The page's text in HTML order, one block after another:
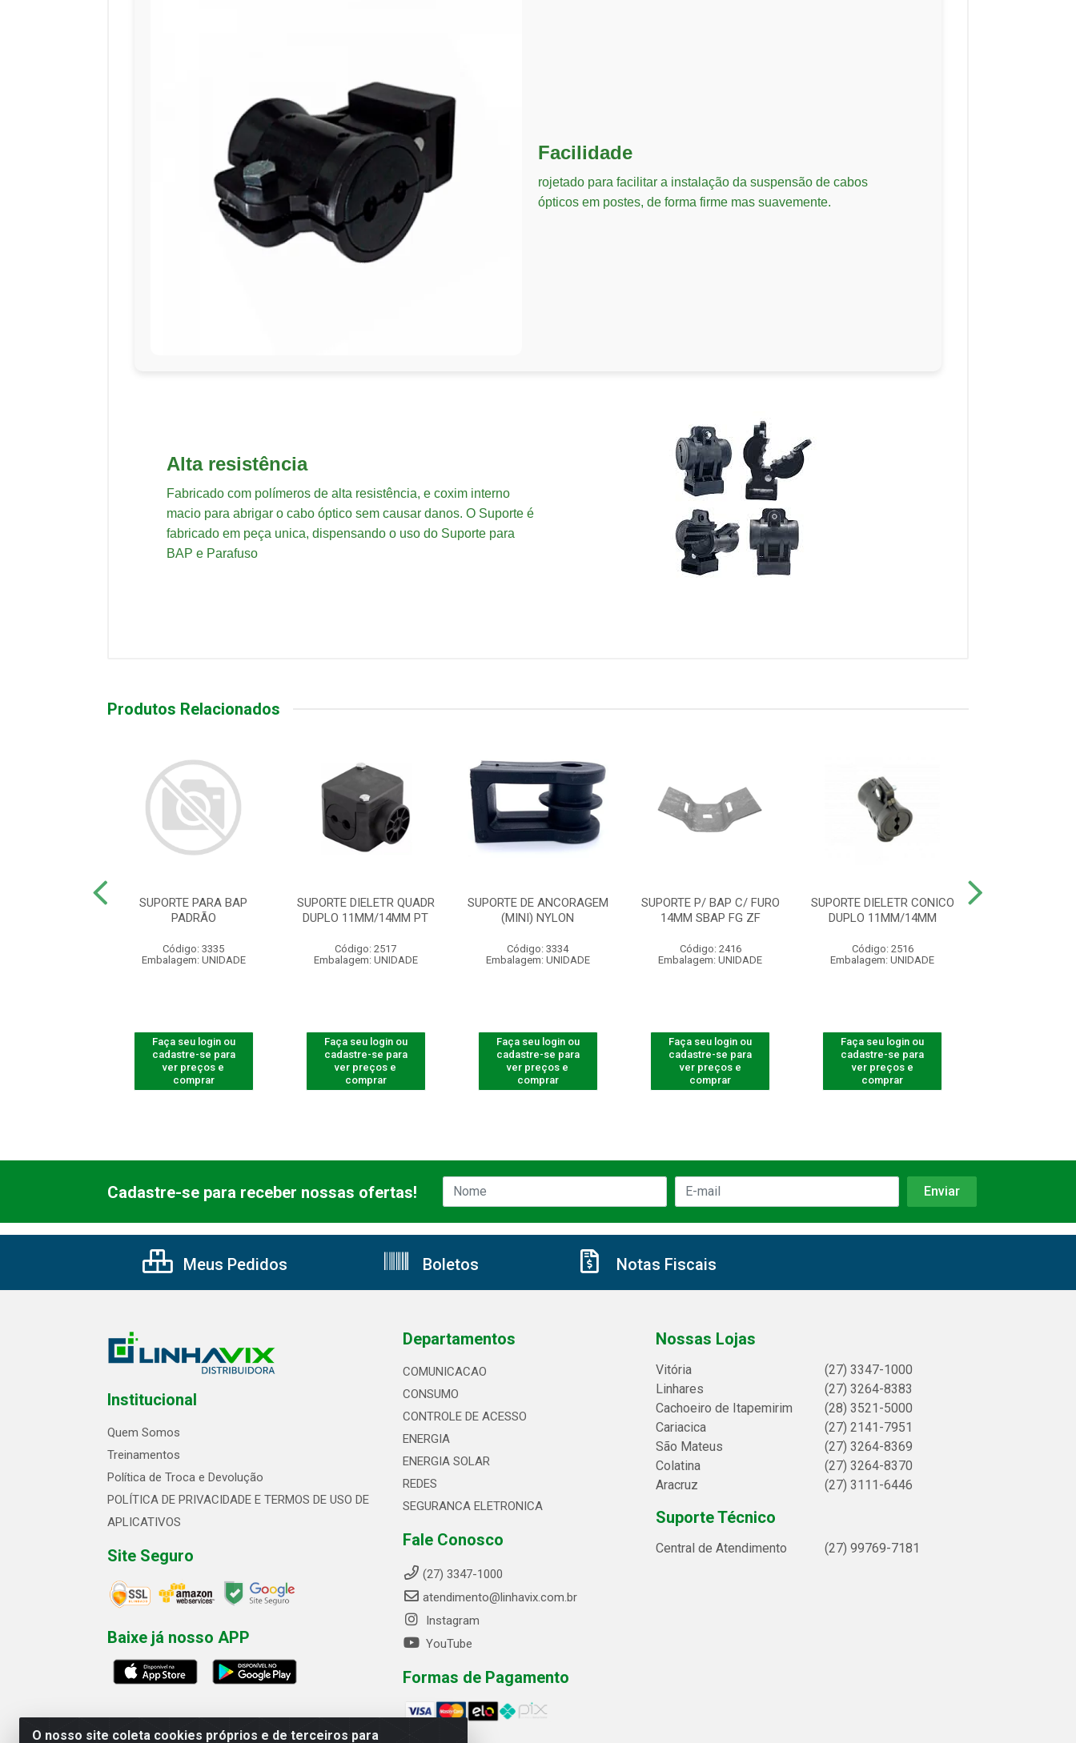
Facilidade
rojetado para facilitar a instalação da suspensão de cabos
ópticos em postes, de forma firme mas suavemente.
Alta resistência
Fabricado com polímeros de alta resistência, e coxim interno
macio para abrigar o cabo óptico sem causar danos. O Suporte é
fabricado em peça unica, dispensando o uso do Suporte para
BAP e Parafuso
Produtos Relacionados
SUPORTE PARA BAP
PADRÃO
Código: 3335
Embalagem: UNIDADE
Faça seu login ou
cadastre-se para
ver preços e
comprar
SUPORTE DIELETR QUADR
DUPLO 11MM/14MM PT
Código: 2517
Embalagem: UNIDADE
Faça seu login ou
cadastre-se para
ver preços e
comprar
SUPORTE DE ANCORAGEM
(MINI) NYLON
Código: 3334
Embalagem: UNIDADE
Faça seu login ou
cadastre-se para
ver preços e
comprar
SUPORTE P/ BAP C/ FURO
14MM SBAP FG ZF
Código: 2416
Embalagem: UNIDADE
Faça seu login ou
cadastre-se para
ver preços e
comprar
SUPORTE DIELETR CONICO
DUPLO 11MM/14MM
Código: 2516
Embalagem: UNIDADE
Faça seu login ou
cadastre-se para
ver preços e
comprar
O nosso site coleta cookies próprios e de terceiros para
Cadastre-se para receber nossas ofertas!
Meus Pedidos Boletos Notas Fiscais
Institucional
Quem Somos
Treinamentos
Política de Troca e Devolução
POLÍTICA DE PRIVACIDADE E TERMOS DE USO DE
APLICATIVOS
Site Seguro
Baixe já nosso APP
Departamentos
COMUNICACAO
CONSUMO
CONTROLE DE ACESSO
ENERGIA
ENERGIA SOLAR
REDES
SEGURANCA ELETRONICA
Fale Conosco
(27) 3347-1000
atendimento@linhavix.com.br
Instagram
YouTube
Formas de Pagamento
Nossas Lojas
Vitória
(27) 3347-1000
Linhares
(27) 3264-8383
Cachoeiro de Itapemirim
(28) 3521-5000
Cariacica
(27) 2141-7951
São Mateus
(27) 3264-8369
Colatina
(27) 3264-8370
Aracruz
(27) 3111-6446
Suporte Técnico
Central de Atendimento (27) 99769-7181